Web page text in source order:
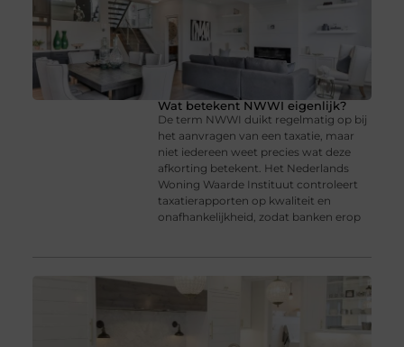
Wat betekent NWWI eigenlijk?
De term NWWI duikt regelmatig op bij
het aanvragen van een taxatie, maar
niet iedereen weet precies wat deze
afkorting betekent. Het Nederlands
Woning Waarde Instituut controleert
taxatierapporten op kwaliteit en
onafhankelijkheid, zodat banken erop